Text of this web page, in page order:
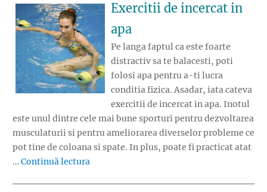
Exercitii de incercat in
apa
Pe langa faptul ca este foarte
distractiv sa te balacesti, poti
folosi apa pentru a-ti lucra
conditia fizica. Asadar, iata cateva
exercitii de incercat in apa. Inotul
este unul dintre cele mai bune sporturi pentru dezvoltarea
musculaturii si pentru ameliorarea diverselor probleme ce
pot tine de coloana si spate. In plus, poate fi practicat atat
… Continuă lectura